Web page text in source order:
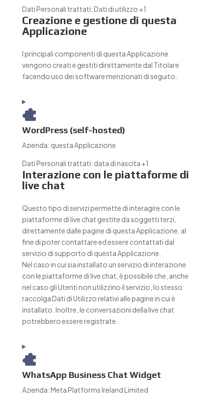
Dati Personali trattati:Dati di utilizzo +1
Creazione e gestione di questa
Applicazione
I principali componenti di questa Applicazione
vengono creati e gestiti direttamente dal Titolare
facendo uso dei software menzionati di seguito.
WordPress (self-hosted)
Azienda: questa Applicazione
Dati Personali trattati: data di nascita +1
Interazione con le piattaforme di
live chat
Questo tipo di servizi permette di interagire con le
piattaforme di live chat gestite da soggetti terzi,
direttamente dalle pagine di questa Applicazione, al
fine di poter contattare ed essere contattati dal
servizio di supporto di questa Applicazione.
Nel caso in cui sia installato un servizio di interazione
con le piattaforme di live chat, è possibile che, anche
nel caso gli Utenti non utilizzino il servizio, lo stesso
raccolga Dati di Utilizzo relativi alle pagine in cui è
installato. Inoltre, le conversazioni della live chat
potrebbero essere registrate.
WhatsApp Business Chat Widget
Azienda:Meta Platforms Ireland Limited